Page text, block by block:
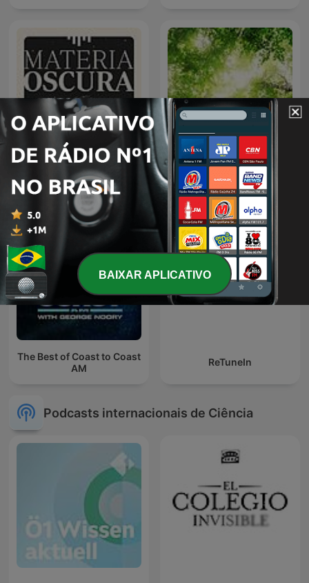
Materia Oscura Som da Natureza
The Best of Coast to Coast
AM
ReTuneIn
Podcasts internacionais de Ciência
BAIXAR APLICATIVO